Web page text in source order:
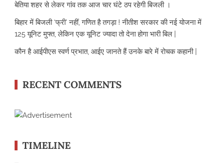
बेतिया शहर से लेकर गांव तक आज चार घंटे ठप रहेगी बिजली ।
बिहार में बिजली ‘फ्री’ नहीं, गणित है तगड़ा ! नीतीश सरकार की नई योजना में
125 यूनिट मुफ्त, लेकिन एक यूनिट ज्यादा तो देना होगा भारी बिल |
कौन है आईपीएस स्वर्ण प्रभात, आईए जानते हैं उनके बारे में रोचक कहानी |
RECENT COMMENTS
TIMELINE